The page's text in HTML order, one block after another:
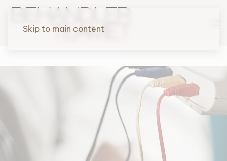
Skip to main content